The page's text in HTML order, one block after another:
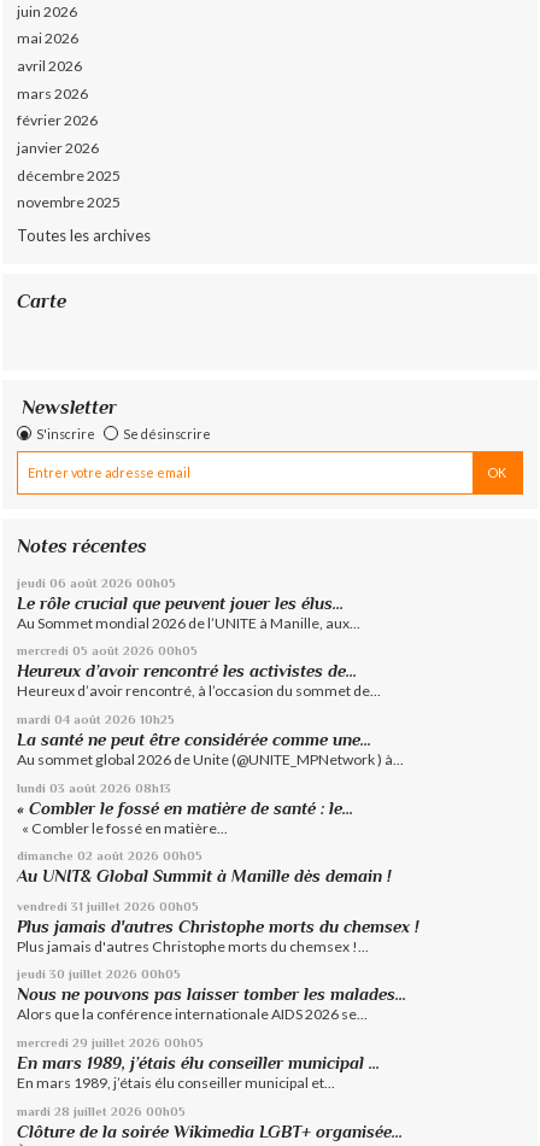
juin 2026
mai 2026
avril 2026
mars 2026
février 2026
janvier 2026
décembre 2025
novembre 2025
Toutes les archives
Carte
Newsletter
S'inscrire Se désinscrire
Notes récentes
jeudi 06 août 2026 00h05
Le rôle crucial que peuvent jouer les élus...
Au Sommet mondial 2026 de l’UNITE à Manille, aux...
mercredi 05 août 2026 00h05
Heureux d’avoir rencontré les activistes de...
Heureux d’avoir rencontré, à l’occasion du sommet de...
mardi 04 août 2026 10h25
La santé ne peut être considérée comme une...
Au sommet global 2026 de Unite (@UNITE_MPNetwork ) à...
lundi 03 août 2026 08h13
« Combler le fossé en matière de santé : le...
« Combler le fossé en matière...
dimanche 02 août 2026 00h05
Au UNIT& Global Summit à Manille dès demain !
vendredi 31 juillet 2026 00h05
Plus jamais d'autres Christophe morts du chemsex !
Plus jamais d'autres Christophe morts du chemsex !...
jeudi 30 juillet 2026 00h05
Nous ne pouvons pas laisser tomber les malades...
Alors que la conférence internationale AIDS 2026 se...
mercredi 29 juillet 2026 00h05
En mars 1989, j’étais élu conseiller municipal ...
En mars 1989, j’étais élu conseiller municipal et...
mardi 28 juillet 2026 00h05
Clôture de la soirée Wikimedia LGBT+ organisée...